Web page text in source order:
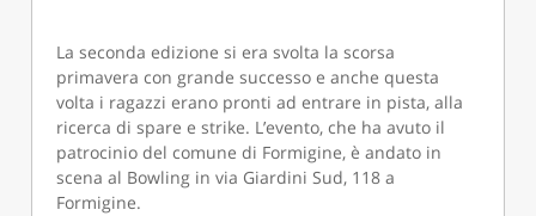
La seconda edizione si era svolta la scorsa
primavera con grande successo e anche questa
volta i ragazzi erano pronti ad entrare in pista, alla
ricerca di spare e strike. L’evento, che ha avuto il
patrocinio del comune di Formigine, è andato in
scena al Bowling in via Giardini Sud, 118 a
Formigine.